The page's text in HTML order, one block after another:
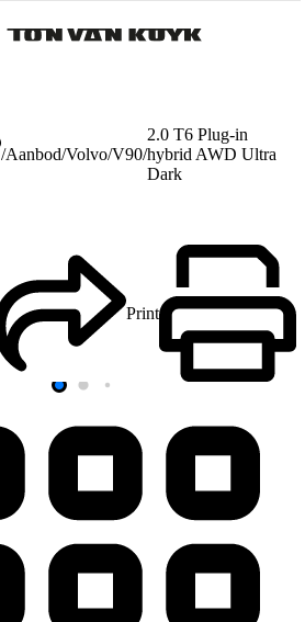
/Aanbod/Volvo/V90/
2.0 T6 Plug-in
hybrid AWD Ultra
Dark
Print